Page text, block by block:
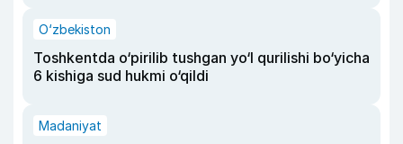
O‘zbekiston
Toshkentda o‘pirilib tushgan yo‘l qurilishi bo‘yicha
6 kishiga sud hukmi o‘qildi
Madaniyat